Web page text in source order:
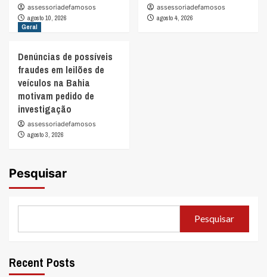
assessoriadefamosos
agosto 10, 2026
assessoriadefamosos
agosto 4, 2026
Geral
Denúncias de possíveis
fraudes em leilões de
veículos na Bahia
motivam pedido de
investigação
assessoriadefamosos
agosto 3, 2026
Pesquisar
Pesquisar
Recent Posts